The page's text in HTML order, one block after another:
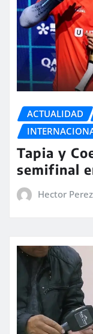
ACTUALIDAD
Tapia y
semifinal
Hector Perez